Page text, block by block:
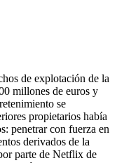
de explotación de la
millones de euros y
se
propietarios había
penetrar con fuerza en
derivados de la
parte de Netflix de